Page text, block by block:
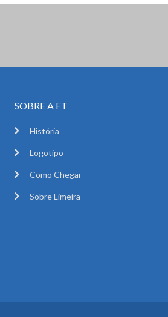
SOBRE A FT
História
Logotipo
Como Chegar
Sobre Limeira